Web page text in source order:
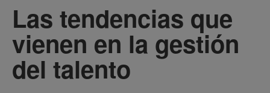
Las tendencias que
vienen en la gestión
del talento